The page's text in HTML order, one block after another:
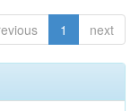
1 next